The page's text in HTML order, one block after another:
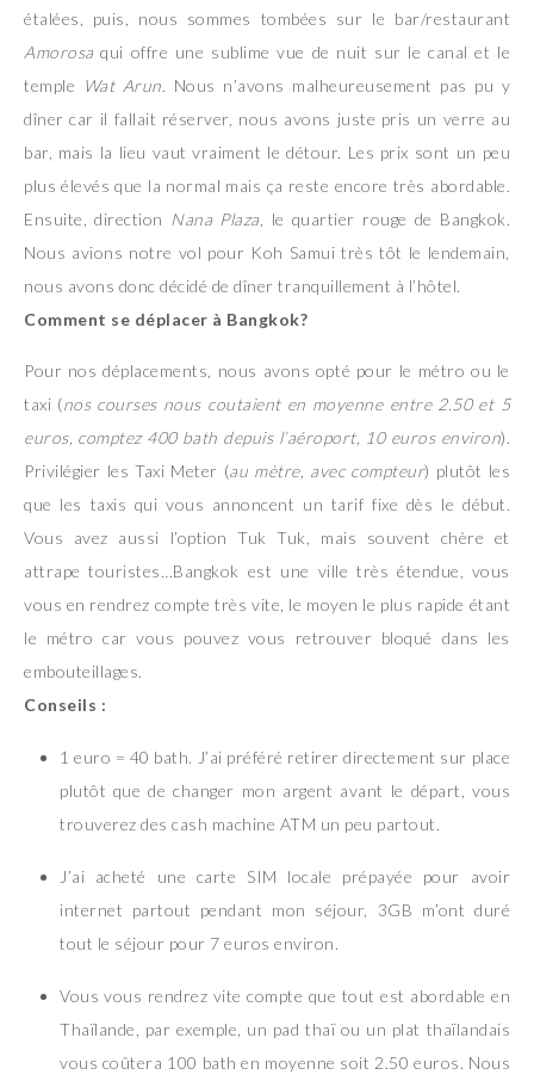
étalées, puis, nous sommes tombées sur le bar/restaurant
Amorosa qui offre une sublime vue de nuit sur le canal et le
temple Wat Arun. Nous n’avons malheureusement pas pu y
dîner car il fallait réserver, nous avons juste pris un verre au
bar, mais la lieu vaut vraiment le détour. Les prix sont un peu
plus élevés que la normal mais ça reste encore très abordable.
Ensuite, direction Nana Plaza , le quartier rouge de Bangkok.
Nous avions notre vol pour Koh Samui très tôt le lendemain,
nous avons donc décidé de dîner tranquillement à l’hôtel.
Comment se déplacer à Bangkok?
Pour nos déplacements, nous avons opté pour le métro ou le
taxi (nos courses nous coutaient en moyenne entre 2.50 et 5
euros, comptez 400 bath depuis l’aéroport, 10 euros environ).
Privilégier les Taxi Meter (au mètre, avec compteur) plutôt les
que les taxis qui vous annoncent un tarif fixe dès le début.
Vous avez aussi l’option Tuk Tuk, mais souvent chère et
attrape touristes…Bangkok est une ville très étendue, vous
vous en rendrez compte très vite, le moyen le plus rapide étant
le métro car vous pouvez vous retrouver bloqué dans les
embouteillages.
Conseils :
1 euro = 40 bath. J’ai préféré retirer directement sur place
plutôt que de changer mon argent avant le départ, vous
trouverez des cash machine ATM un peu partout.
J’ai acheté une carte SIM locale prépayée pour avoir
internet partout pendant mon séjour, 3GB m’ont duré
tout le séjour pour 7 euros environ.
Vous vous rendrez vite compte que tout est abordable en
Thaïlande, par exemple, un pad thaï ou un plat thaïlandais
vous coûtera 100 bath en moyenne soit 2.50 euros. Nous